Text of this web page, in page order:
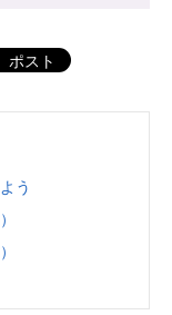
ポスト
う